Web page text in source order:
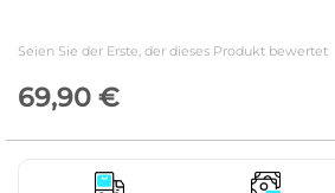
Seien Sie der Erste, der dieses Produkt bewertet
69,90 €